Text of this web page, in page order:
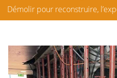
Démolir pour reconstruire,